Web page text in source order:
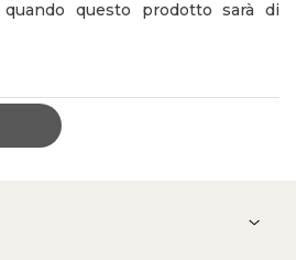
questo prodotto sarà di